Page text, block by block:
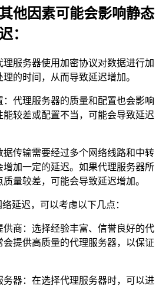
他因素可能会影响静态
：
服务器使用加密协议对数据进行加
的时间，从而导致延迟增加。
代理服务器的质量和配置也会影响
较差或配置不当，可能会导致延迟
据传输需要经过多个网络线路和中转
加一定的延迟。如果代理服务器所
量较差，可能会导致延迟增加。
延迟，可以考虑以下几点：
商：选择经验丰富、信誉良好的代
提供高质量的代理服务器，以保证
器：在选择代理服务器时，可以进